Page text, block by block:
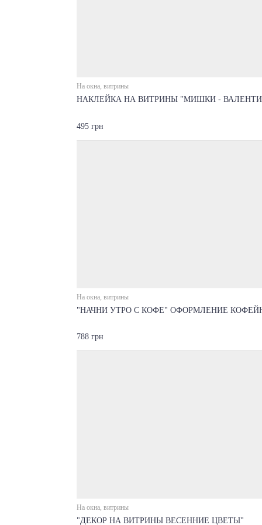
На окна, витрины
НАКЛЕЙКА НА ВИТРИНЫ "МИШКИ -
495 грн
На окна, витрины
"НАЧНИ УТРО С КОФЕ" ОФОРМЛЕНИЕ
788 грн
На окна, витрины
"ДЕКОР НА ВИТРИНЫ ВЕСЕННИЕ ЦВЕТЫ"